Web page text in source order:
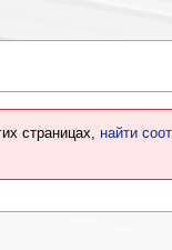
страницах, найти